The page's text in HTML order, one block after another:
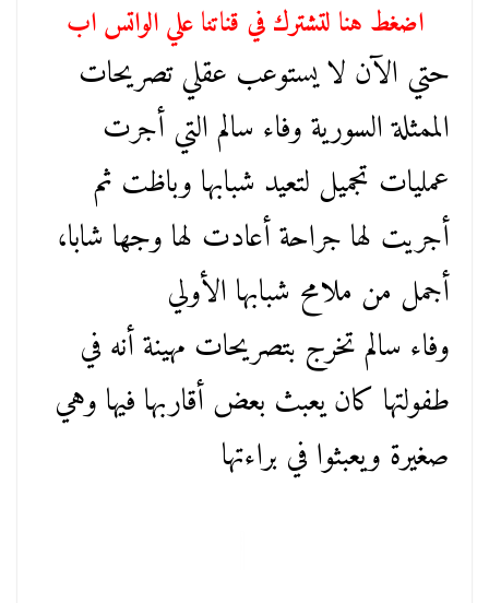
اضغط هنا لتشترك في قناتنا علي الواتس اب
حتي الآن لا يستوعب عقلي تصريحات
الممثلة السورية وفاء سالم التي أجرت
عمليات تجميل لتعيد شبابها وباظت ثم
أجريت لها جراحة أعادت لها وجها شابا،
أجمل من ملامح شبابها الأولي
وفاء سالم تخرج بتصريحات مهينة أنه في
طفولتها كان يعبث بعض أقاربها فيها وهي
صغيرة ويعبثوا في براءتها